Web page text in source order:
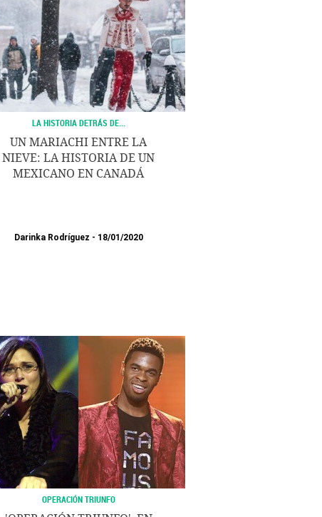
LA HISTORIA DETRÁS DE...
UN MARIACHI ENTRE LA
NIEVE: LA HISTORIA DE UN
MEXICANO EN CANADÁ
Darinka Rodríguez 18/01/2020
OPERACIÓN TRIUNFO